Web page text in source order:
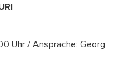
Uhr / Ansprache: Georg